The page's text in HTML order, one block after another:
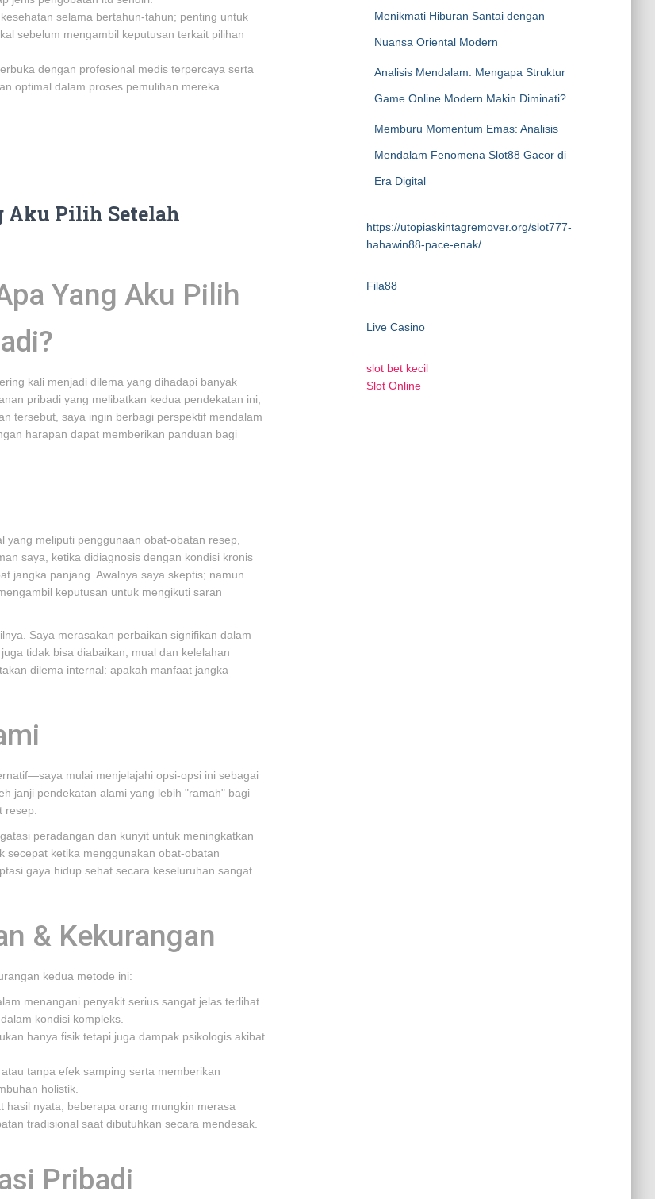
selama bertahun-tahun; penting untuk
sebelum mengambil keputusan terkait pilihan
dengan profesional medis terpercaya serta
optimal dalam proses pemulihan mereka.
Aku Pilih Setelah
Yang Aku Pilih
kali menjadi dilema yang dihadapi banyak
pribadi yang melibatkan kedua pendekatan ini,
tersebut, saya ingin berbagi perspektif mendalam
harapan dapat memberikan panduan bagi
meliputi penggunaan obat-obatan resep,
saya, ketika didiagnosis dengan kondisi kronis
jangka panjang. Awalnya saya skeptis; namun
keputusan untuk mengikuti saran
Saya merasakan perbaikan signifikan dalam
tidak bisa diabaikan; mual dan kelelahan
dilema internal: apakah manfaat jangka
mulai menjelajahi opsi-opsi ini sebagai
janji pendekatan alami yang lebih "ramah" bagi
peradangan dan kunyit untuk meningkatkan
secepat ketika menggunakan obat-obatan
gaya hidup sehat secara keseluruhan sangat
& Kekurangan
kedua metode ini:
menangani penyakit serius sangat jelas terlihat.
kondisi kompleks.
hanya fisik tetapi juga dampak psikologis akibat
tanpa efek samping serta memberikan
holistik.
hasil nyata; beberapa orang mungkin merasa
tradisional saat dibutuhkan secara mendesak.
Pribadi
Menikmati Hiburan Santai dengan
Nuansa Oriental Modern
Analisis Mendalam: Mengapa Struktur
Game Online Modern Makin Diminati?
Memburu Momentum Emas: Analisis
Mendalam Fenomena Slot88 Gacor di
Era Digital
https://utopiaskintagremover.org/slot777-
hahawin88-pace-enak/
Fila88
Live Casino
slot bet kecil
Slot Online